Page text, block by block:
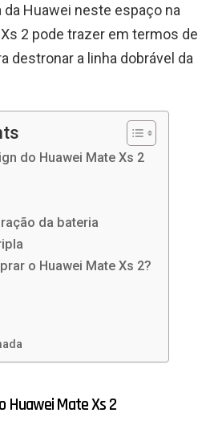
da Huawei neste espaço na
2 pode trazer em termos de
destronar a linha dobrável da
do Huawei Mate Xs 2
da bateria
o Huawei Mate Xs 2?
Huawei Mate Xs 2